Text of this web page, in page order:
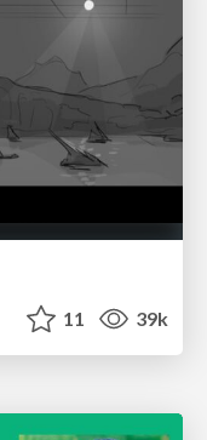
11 39k